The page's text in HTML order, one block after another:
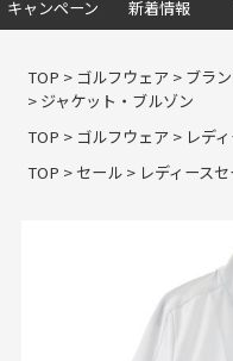
キャンペーン 新着情報
TOP > ゴルフウェア > ブラ
> ジャケット・ブルゾン
TOP > ゴルフウェア > レデ
TOP > セール> レディース